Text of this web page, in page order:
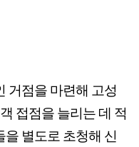
거점을 마련해 고성
접점을 늘리는 데 적
별도로 초청해 신